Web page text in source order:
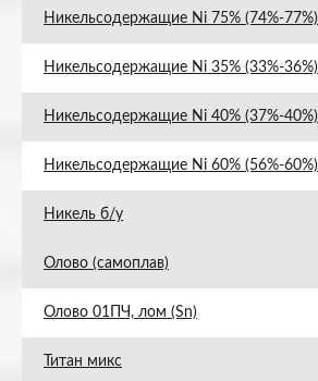
Никельсодержащие Ni 75% (74%-77%)
Никельсодержащие Ni 35% (33%-36%)
Никельсодержащие Ni 40% (37%-40%)
Никельсодержащие Ni 60% (56%-60%)
Никель б/у
Олово (самоплав)
Олово 01ПЧ, лом (Sn)
Титан микс